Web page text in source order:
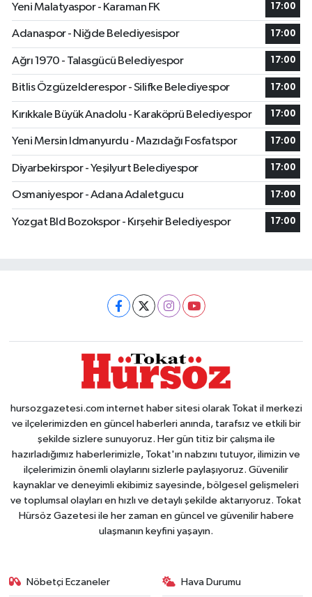
Yeni Malatyaspor - Karaman FK
17:00
Adanaspor - Niğde Belediyesispor 17:00
Ağrı 1970 - Talasgücü Belediyespor 17:00
Bitlis Özgüzelderespor - Silifke Belediyespor 17:00
Kırıkkale Büyük Anadolu - Karaköprü Belediyespor 17:00
Yeni Mersin Idmanyurdu - Mazıdağı Fosfatspor 17:00
Diyarbekirspor - Yeşilyurt Belediyespor 17:00
Osmaniyespor - Adana Adaletgucu 17:00
Yozgat Bld Bozokspor - Kırşehir Belediyespor 17:00
hursozgazetesi.com internet haber sitesi olarak Tokat il merkezi
ve ilçelerimizden en güncel haberleri anında, tarafsız ve etkili bir
şekilde sizlere sunuyoruz. Her gün titiz bir çalışma ile
hazırladığımız haberlerimizle, Tokat'ın nabzını tutuyor, ilimizin ve
ilçelerimizin önemli olaylarını sizlerle paylaşıyoruz. Güvenilir
kaynaklar ve deneyimli ekibimiz sayesinde, bölgesel gelişmeleri
ve toplumsal olayları en hızlı ve detaylı şekilde aktarıyoruz. Tokat
Hürsöz Gazetesi ile her zaman en güncel ve güvenilir habere
ulaşmanın keyfini yaşayın.
Nöbetçi Eczaneler Hava Durumu